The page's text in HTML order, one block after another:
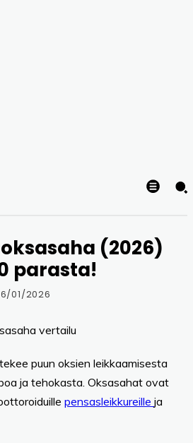
(2026)
parasta!
01/2026
puun oksien leikkaamisesta
ja tehokasta. Oksasahat ovat
pensasleikkureille ja